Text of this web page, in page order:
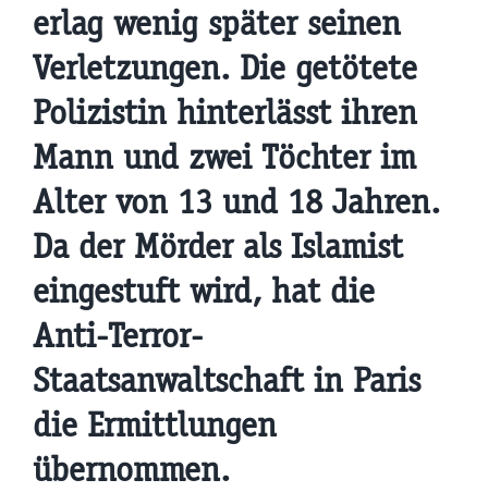
erlag wenig später seinen
Verletzungen. Die getötete
Polizistin hinterlässt ihren
Mann und zwei Töchter im
Alter von 13 und 18 Jahren.
Da der Mörder als Islamist
eingestuft wird, hat die
Anti-Terror-
Staatsanwaltschaft in Paris
die Ermittlungen
übernommen.